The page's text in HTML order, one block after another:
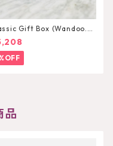
Gift Box (Wandoo.M
75g×
品